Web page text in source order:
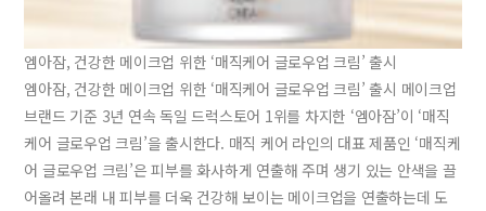
엠아잠, 건강한 메이크업 위한 ‘매직케어 글로우업 크림’ 출시
엠아잠, 건강한 메이크업 위한 ‘매직케어 글로우업 크림’ 출시 메이크업
브랜드 기준 3년 연속 독일 드럭스토어 1위를 차지한 ‘엠아잠’이 ‘매직
케어 글로우업 크림’을 출시한다. 매직 케어 라인의 대표 제품인 ‘매직케
어 글로우업 크림’은 피부를 화사하게 연출해 주며 생기 있는 안색을 끌
어올려 본래 내 피부를 더욱 건강해 보이는 메이크업을 연출하는데 도